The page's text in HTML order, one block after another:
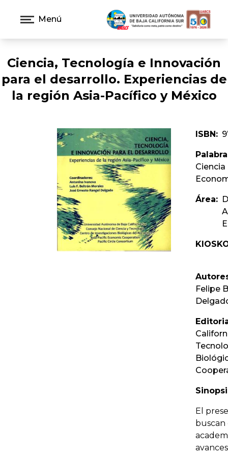
Menú
Ciencia, Tecnología e Innovación
para el desarrollo. Experiencias de
la región Asia-Pací­fico y México
ISBN:
Área:
Felipe
El